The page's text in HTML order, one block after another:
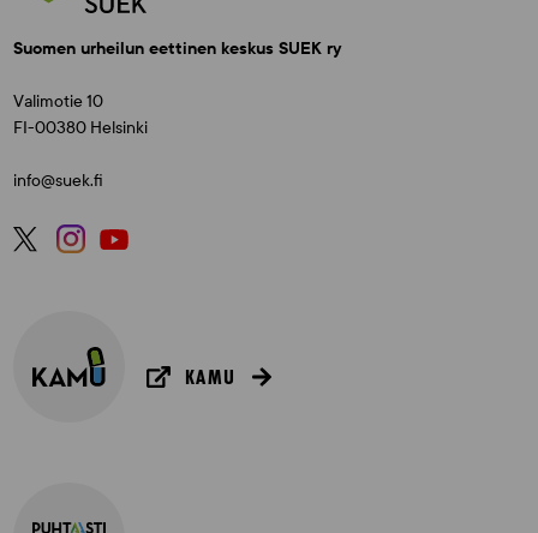
Suomen urheilun eettinen keskus SUEK ry
Valimotie 10
FI-00380 Helsinki
info@suek.fi
KAMU